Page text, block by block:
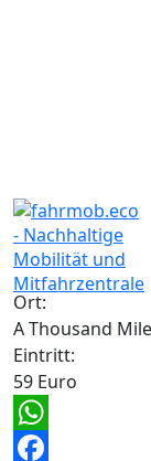
Ort:
A Thousand
Eintritt:
59 Euro
WhatsApp